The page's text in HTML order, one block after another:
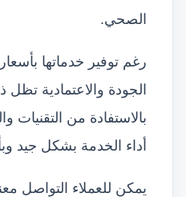
الصحي.
رغم توفير خدماتها
الجودة والاعتمادية تظل
بالاستفادة من التقنيات
أداء الخدمة بشكل جيد
يمكن للعملاء التواصل